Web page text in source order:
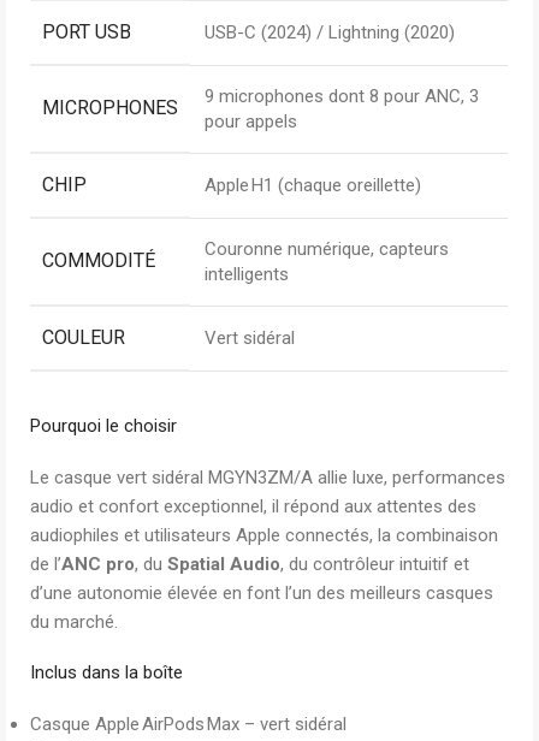
PORT USB USB-C (2024) / Lightning (2020)
MICROPHONES
9 microphones dont 8 pour ANC, 3
pour appels
CHIP Apple H1 (chaque oreillette)
COMMODITÉ
Couronne numérique, capteurs
intelligents
COULEUR Vert sidéral
Pourquoi le choisir
Le casque vert sidéral MGYN3ZM/A allie luxe, performances
audio et confort exceptionnel, il répond aux attentes des
audiophiles et utilisateurs Apple connectés, la combinaison
de l’ANC pro, du Spatial Audio, du contrôleur intuitif et
d’une autonomie élevée en font l’un des meilleurs casques
du marché.
Inclus dans la boîte
Casque Apple AirPods Max – vert sidéral